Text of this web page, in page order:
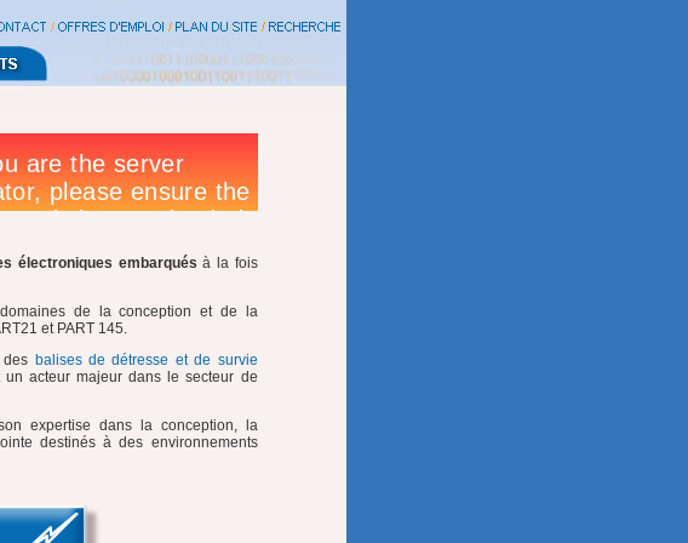
électroniques embarqués à la fois
de la conception et de la
et PART 145.
balises de détresse et de survie
acteur majeur dans le secteur de
expertise dans la conception, la
destinés à des environnements